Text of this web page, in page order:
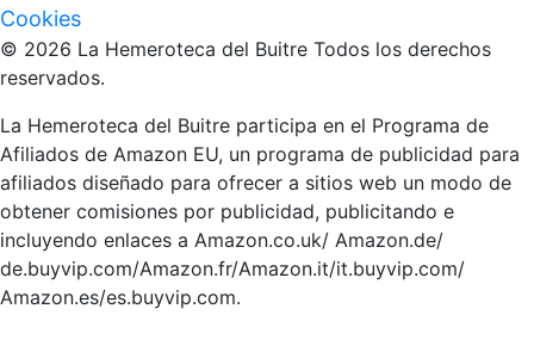
Cookies
© 2026 La Hemeroteca del Buitre Todos los derechos
reservados.
La Hemeroteca del Buitre participa en el Programa de
Afiliados de Amazon EU, un programa de publicidad para
afiliados diseñado para ofrecer a sitios web un modo de
obtener comisiones por publicidad, publicitando e
incluyendo enlaces a Amazon.co.uk/ Amazon.de/
de.buyvip.com/Amazon.fr/Amazon.it/it.buyvip.com/
Amazon.es/es.buyvip.com.